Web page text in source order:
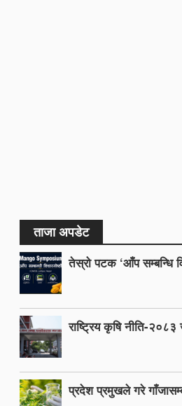
ताजा अपडेट
तेस्रो पटक ‘आँप सम्बन्धि
राष्ट्रिय कृषि नीति-२०८३
प्रदेश प्रमुखले गरे